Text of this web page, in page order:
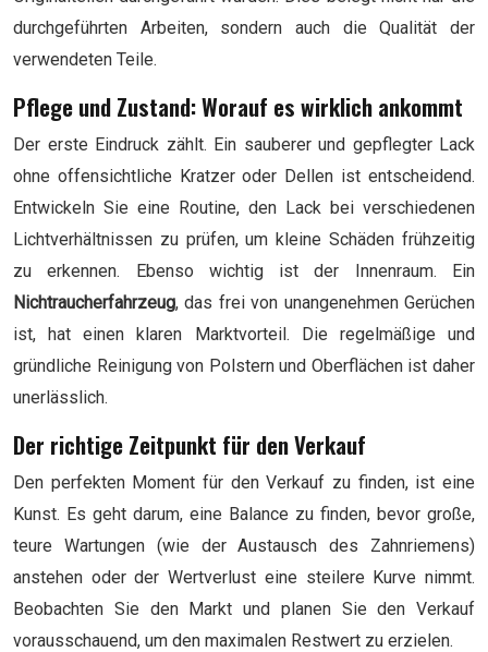
durchgeführten Arbeiten, sondern auch die Qualität der
verwendeten Teile.
Pflege und Zustand: Worauf es wirklich ankommt
Der erste Eindruck zählt. Ein sauberer und gepflegter Lack
ohne offensichtliche Kratzer oder Dellen ist entscheidend.
Entwickeln Sie eine Routine, den Lack bei verschiedenen
Lichtverhältnissen zu prüfen, um kleine Schäden frühzeitig
zu erkennen. Ebenso wichtig ist der Innenraum. Ein
Nichtraucherfahrzeug, das frei von unangenehmen Gerüchen
ist, hat einen klaren Marktvorteil. Die regelmäßige und
gründliche Reinigung von Polstern und Oberflächen ist daher
unerlässlich.
Der richtige Zeitpunkt für den Verkauf
Den perfekten Moment für den Verkauf zu finden, ist eine
Kunst. Es geht darum, eine Balance zu finden, bevor große,
teure Wartungen (wie der Austausch des Zahnriemens)
anstehen oder der Wertverlust eine steilere Kurve nimmt.
Beobachten Sie den Markt und planen Sie den Verkauf
vorausschauend, um den maximalen Restwert zu erzielen.